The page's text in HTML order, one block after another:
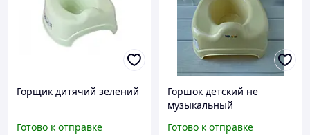
Горщик дитячий зелений
Готово к отправке
Горшок детский не
музыкальный
Готово к отправке